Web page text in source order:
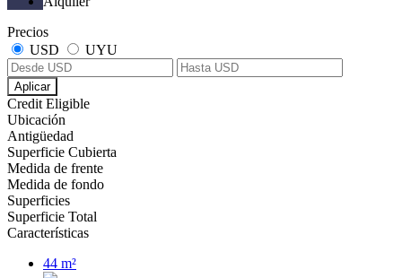
Precios
USD
UYU
Aplicar
Credit Eligible
Ubicación
Antigüedad
Superficie Cubierta
Medida de frente
Medida de fondo
Superficies
Superficie Total
Características
44 m²